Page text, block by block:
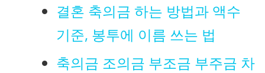
결혼 축의금 하는 방법과 액수
기준, 봉투에 이름 쓰는 법
축의금 조의금 부조금 부주금 차